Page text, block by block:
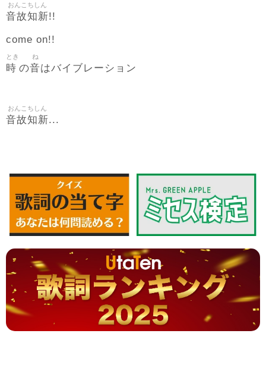
音故知新
おんこちしん
!!
come on!!
時
とき
の音
ね
はバイブレーション
音故知新
おんこちしん
...